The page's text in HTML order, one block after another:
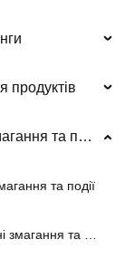
продуктів
Торгові змагання та події
та події
та події